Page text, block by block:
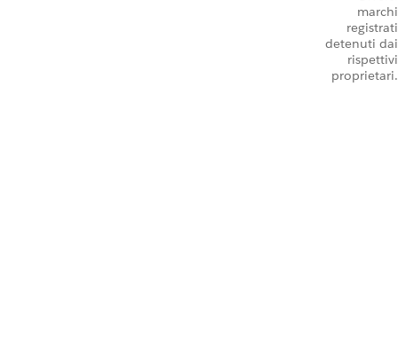
marchi
registrati
detenuti dai
rispettivi
proprietari.